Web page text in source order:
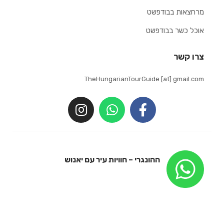
מרחצאות בבודפשט
אוכל כשר בבודפשט
צרו קשר
TheHungarianTourGuide [at] gmail.com
ההונגרי – חוויות עיר עם יאנוש